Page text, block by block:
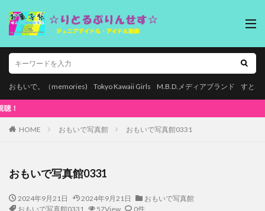
おもいで。（memories) Tokyo Kawaii Girls M.B.D.メディアブランド すとろ
HOME おもいで写真館 おもいで写真館0331
おもいで写真館0331
2024年9月21日 2024年9月21日
おもいで写真館
おもいで写真館0331
57View 0件